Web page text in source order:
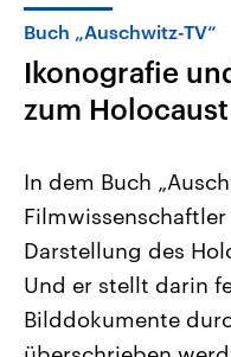
Themen
Landtagswahl Sachsen-
2026
Alle Informationen
Sachsen-Anhalt wählt
September 2026 einen
Landtag. Seit 2021 wird
Bundesland von einer
Buch „Auschwitz-TV“
Ikonografie
zum Holocaust
In dem Buch
Darstellung des
Und er stellt darin
Bilddokumente